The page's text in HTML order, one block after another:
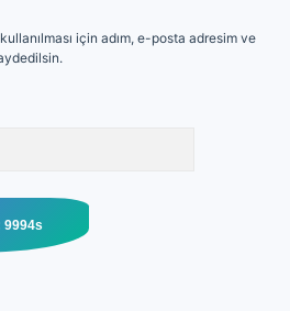
için adım, e-posta adresim ve